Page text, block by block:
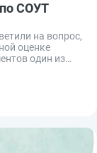
СОУТ
на вопрос,
оценке
один из